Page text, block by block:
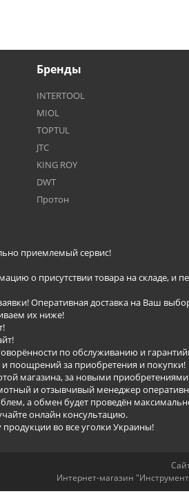
Бренды
INTERTOOL
MIOL
TOPTUL
JTC
KING ROY
DWT
Протон
приемлемый сервис!
о присутствии товара на складе, и
Оперативная доставка на Ваш
их ниже!
по обслуживанию и
и поощрений за приобретения и покупки!
магазина, за новыми
и отзывчивый менеджер
а обмен будет проведён
онлайн консультацию.
во все уголки Украины!